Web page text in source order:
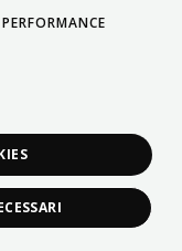
PORTUGUÊS
PERFORMANCE